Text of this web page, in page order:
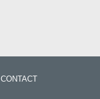
CONTACT